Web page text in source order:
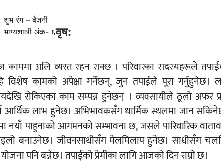
शुभ रंग – बैजनी
भाग्यशाली अंक- ६वृष:
अलि व्यस्त रहन सक्छ । परिवारका सदस्यहरूले
विशेष कामको अपेक्षा गर्नेछन्, जुन तपाईले पूरा गर्नुहुनेछ।
रोकिएका काम सम्पन्न हुनेछन् । व्यवसायीले ठूलो अफर
आर्थिक लाभ हुनेछ। अभिभावकसँग धार्मिक स्थलमा जान
नयाँ पाहुनाको आगमनको सम्भावना छ, जसले पारिवारिक
बनाउनेछ। जीवनसाथीसँग मेलमिलाप हुनेछ। साथीसँग
योजना पनि बन्नेछ। तपाईको प्रेमीका लागि आजको दिन राम्रो छ।